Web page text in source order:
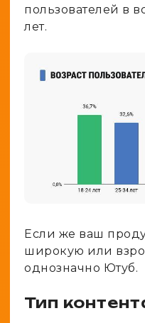
пользователей в
лет.
Если же ваш
широкую или
однозначно Ютуб.
Тип